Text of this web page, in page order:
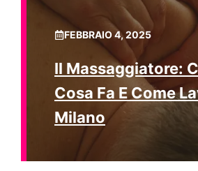
FEBBRAIO 4, 2025
Il Massaggiatore:
Cosa Fa E Come
Milano